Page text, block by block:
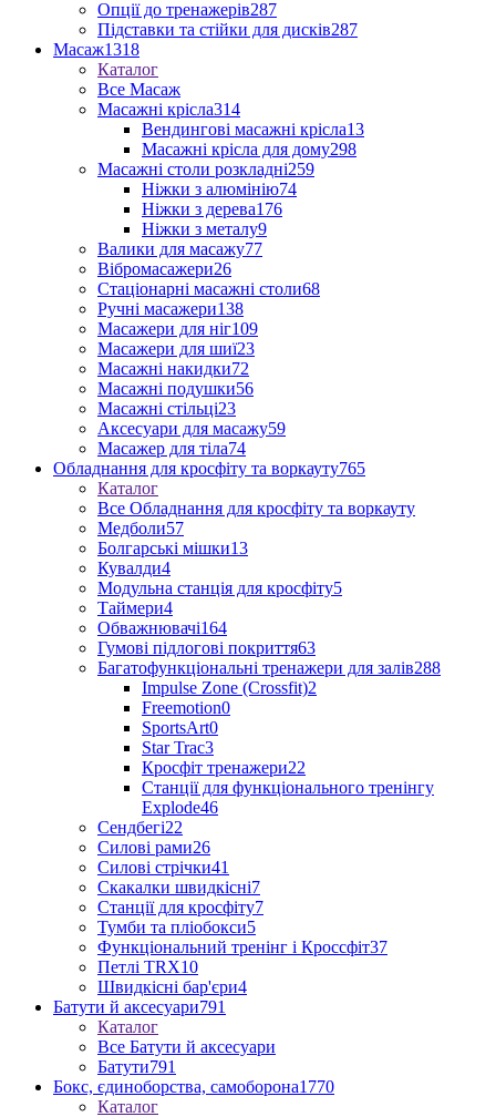
Опції до тренажерів287
Підставки та стійки для дисків287
Масаж1318
Каталог
Все Масаж
Масажні крісла314
Вендингові масажні крісла13
Масажні крісла для дому298
Масажні столи розкладні259
Ніжки з алюмінію74
Ніжки з дерева176
Ніжки з металу9
Валики для масажу77
Вібромасажери26
Стаціонарні масажні столи68
Ручні масажери138
Масажери для ніг109
Масажери для шиї23
Масажні накидки72
Масажні подушки56
Масажні стільці23
Аксесуари для масажу59
Масажер для тіла74
Обладнання для кросфіту та воркауту765
Каталог
Все Обладнання для кросфіту та воркауту
Медболи57
Болгарські мішки13
Кувалди4
Модульна станція для кросфіту5
Таймери4
Обважнювачі164
Гумові підлогові покриття63
Багатофункціональні тренажери для залів288
Impulse Zone (Crossfit)2
Freemotion0
SportsArt0
Star Trac3
Кросфіт тренажери22
Станції для функціонального тренінгу
Explode46
Сендбегі22
Силові рами26
Силові стрічки41
Скакалки швидкісні7
Станції для кросфіту7
Тумби та пліобокси5
Функціональний тренінг і Кроссфіт37
Петлі TRX10
Швидкісні бар'єри4
Батути й аксесуари791
Каталог
Все Батути й аксесуари
Батути791
Бокс, єдиноборства, самоборона1770
Каталог